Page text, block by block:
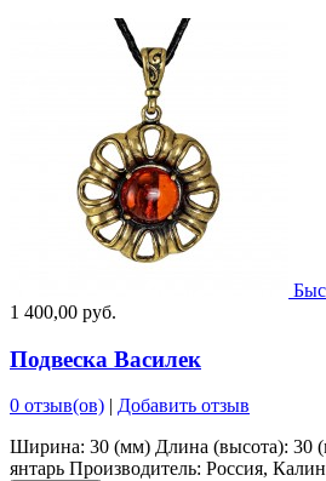
1 400,00 руб.
Подвеска Василек
0 отзыв(ов) | Добавить отзыв
Ширина: 30 (мм) Длина (высота): 30
янтарь Производитель: Россия,